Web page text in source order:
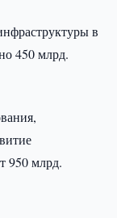
в
450 млрд.
950 млрд.